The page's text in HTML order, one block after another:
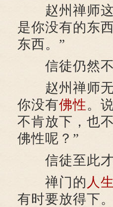
赵州禅师这
是你没有的东
东西。”
信徒仍然不
赵州禅师无
你没有佛性。
不肯放下，也
佛性呢？”
信徒至此才
禅门的 人生
有时要放得下